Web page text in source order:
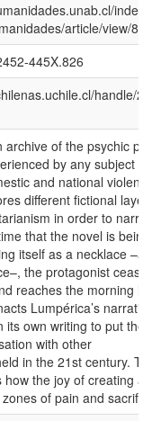
article/view/826
445X.826
handle/
archive of the psychic
by any subject
and national
different fictional
in order to
that the novel is being
itself as a necklace –a
the protagonist
reaches the morning
Lumpérica’s
own writing to put the
with other
in the 21st century.
how the joy of creating
of pain and